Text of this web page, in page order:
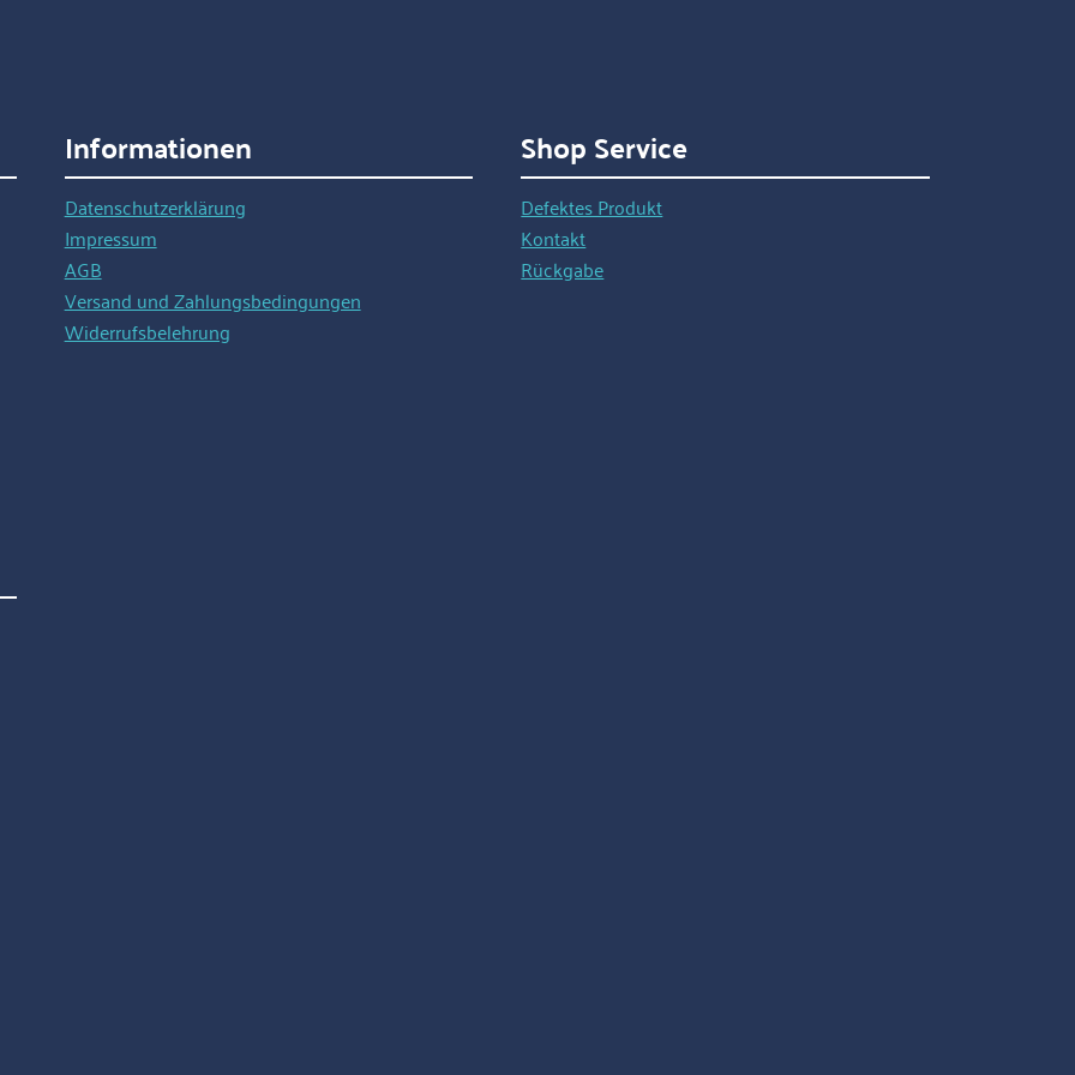
Informationen
Datenschutzerklärung
Impressum
AGB
Versand und Zahlungsbedingungen
Widerrufsbelehrung
Shop Service
Defektes Produkt
Kontakt
Rückgabe